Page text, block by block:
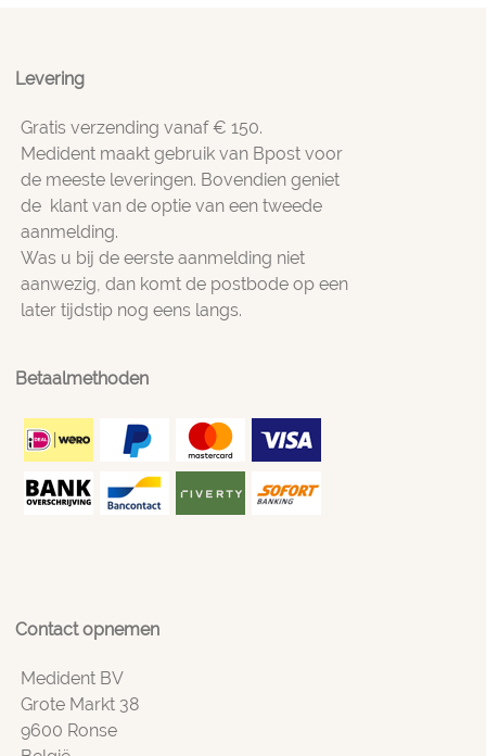
Levering
Gratis verzending vanaf € 150.
Medident maakt gebruik van Bpost voor
de meeste leveringen. Bovendien geniet
de klant van de optie van een tweede
aanmelding.
Was u bij de eerste aanmelding niet
aanwezig, dan komt de postbode op een
later tijdstip nog eens langs.
Betaalmethoden
Contact opnemen
Medident BV
Grote Markt 38
9600 Ronse